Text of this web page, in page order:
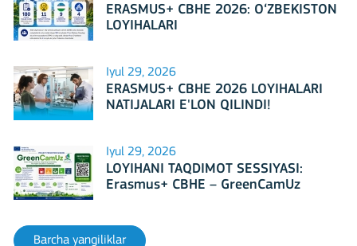
ERASMUS+ CBHE 2026: O‘ZBEKISTON
LOYIHALARI
Iyul 29, 2026
ERASMUS+ CBHE 2026 LOYIHALARI
NATIJALARI E'LON QILINDI!
Iyul 29, 2026
LOYIHANI TAQDIMOT SESSIYASI:
Erasmus+ CBHE – GreenCamUz
Barcha yangiliklar